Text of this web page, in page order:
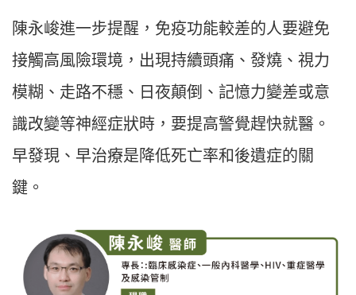
陳永峻進一步提醒，免疫功能較差的人要避免
接觸高風險環境，出現持續頭痛、發燒、視力
模糊、走路不穩、日夜顛倒、記憶力變差或意
識改變等神經症狀時，要提高警覺趕快就醫。
早發現、早治療是降低死亡率和後遺症的關
鍵。